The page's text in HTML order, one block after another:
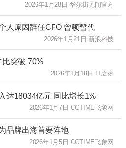
2026年1月28日 华尔街见闻官方
人原因辞任CFO 曾颖暂代
2026年1月21日 新浪科技
比突破 70%
2026年1月19日 IT之家
达18034亿元 同比增长1%
2026年1月7日 CCTIME飞象网
品牌出海首要阵地
2026年1月5日 CCTIME飞象网